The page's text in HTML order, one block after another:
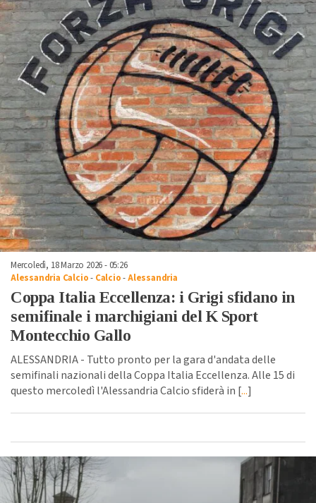
Mercoledì, 18 Marzo 2026 - 05:26
Alessandria Calcio- Calcio-Alessandria
Coppa Italia Eccellenza: i Grigi sfidano in
semifinale i marchigiani del K Sport
Montecchio Gallo
ALESSANDRIA - Tutto pronto per la gara d'andata delle
semifinali nazionali della Coppa Italia Eccellenza. Alle 15 di
questo mercoledì l'Alessandria Calcio sfiderà in [...]